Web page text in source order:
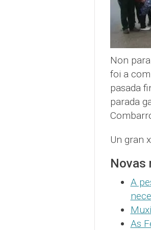
Non
foi a
pasada
parada
Un gran
Novas
A
As